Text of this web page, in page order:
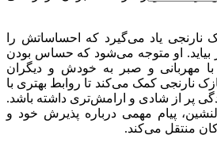
نارنجی یاد می‌گیرد که احساساتش را
بیاید. او متوجه می‌شود که حساس بودن
با مهربانی و صبر به خودش و دیگران
نارنجی کمک می‌کند تا روابط بهتری با
پر از شادی و ارامش‌تری داشته باشد.
پیام مهمی درباره پذیرش خود و
منتقل می‌کند.